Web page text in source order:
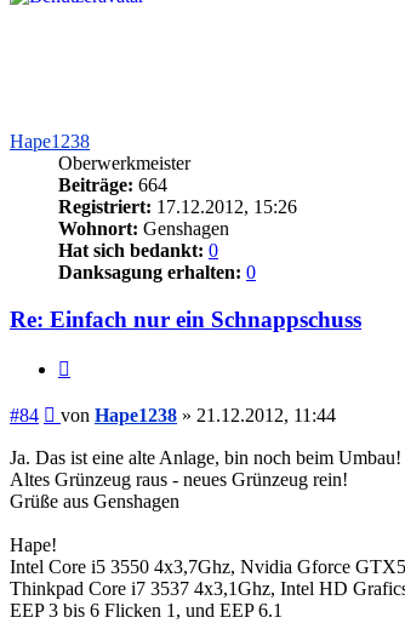
Hape1238
Oberwerkmeister
Beiträge: 664
Registriert: 17.12.2012, 15:26
Wohnort: Genshagen
Hat sich bedankt: 0
Danksagung erhalten: 0
Re: Einfach nur ein Schnappschuss
#84 Beitrag
von Hape1238 » 21.12.2012, 11:44
Ja. Das ist eine alte Anlage, bin noch beim Umbau!
Altes Grünzeug raus - neues Grünzeug rein!
Grüße aus Genshagen
Hape!
Intel Core i5 3550 4x3,7Ghz, Nvidia Gforce
Thinkpad Core i7 3537 4x3,1Ghz, Intel HD
EEP 3 bis 6 Flicken 1, und EEP 6.1